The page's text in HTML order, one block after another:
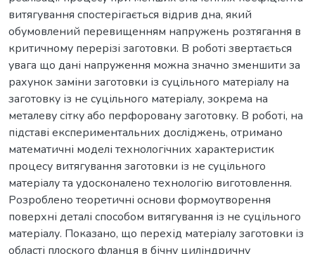
витягування спостерігається відрив дна, який
обумовлений перевищенням напружень розтягання в
критичному перерізі заготовки. В роботі звертається
увага що дані напруження можна значно зменшити за
рахунок заміни заготовки із суцільного матеріалу на
заготовку із не суцільного матеріалу, зокрема на
металеву сітку або перфоровану заготовку. В роботі, на
підставі експериментальних досліджень, отримано
математичні моделі технологічних характеристик
процесу витягування заготовки із не суцільного
матеріалу та удосконалено технологію виготовлення.
Розроблено теоретичні основи формоутворення
поверхні деталі способом витягування із не суцільного
матеріалу. Показано, що перехід матеріалу заготовки із
області плоского фланця в бічну циліндричну